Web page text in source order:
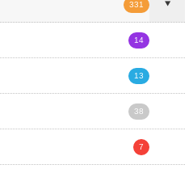
331
14
13
38
7